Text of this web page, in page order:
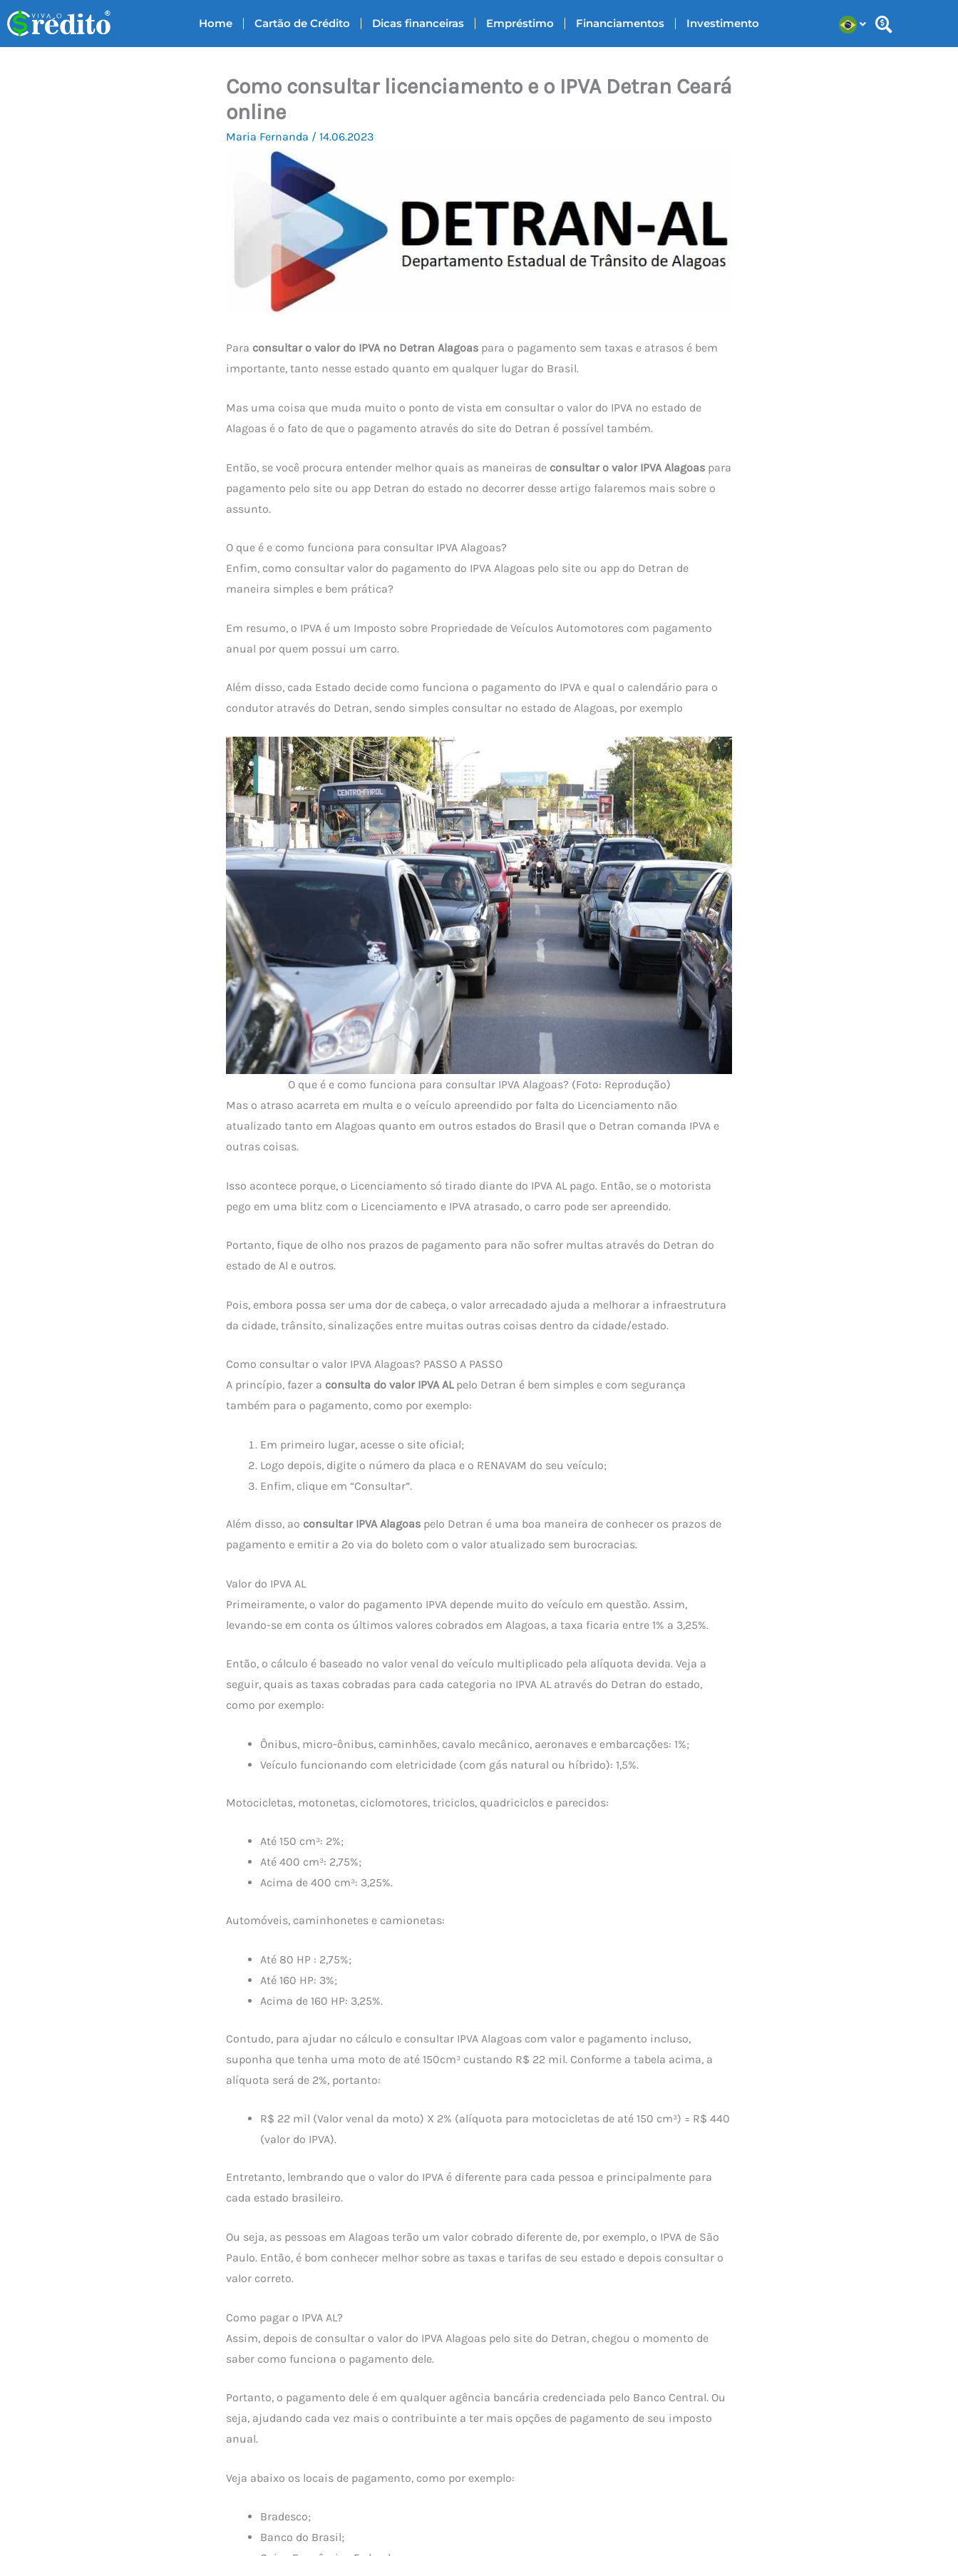
para
o
Home Cartão de Crédito Dicas financeiras Empréstimo Financiamentos Investimento
Como consultar licenciamento e o IPVA Detran Ceará
online
Maria Fernanda / 14.06.2023
Para consultar o valor do IPVA no Detran Alagoas para o pagamento sem taxas e atrasos é bem
importante, tanto nesse estado quanto em qualquer lugar do Brasil.
Mas uma coisa que muda muito o ponto de vista em consultar o valor do IPVA no estado de
Alagoas é o fato de que o pagamento através do site do Detran é possível também.
Então, se você procura entender melhor quais as maneiras de consultar o valor IPVA Alagoas para
pagamento pelo site ou app Detran do estado no decorrer desse artigo falaremos mais sobre o
assunto.
O que é e como funciona para consultar IPVA Alagoas?
Enfim, como consultar valor do pagamento do IPVA Alagoas pelo site ou app do Detran de
maneira simples e bem prática?
Em resumo, o IPVA é um Imposto sobre Propriedade de Veículos Automotores com pagamento
anual por quem possui um carro.
Além disso, cada Estado decide como funciona o pagamento do IPVA e qual o calendário para o
condutor através do Detran, sendo simples consultar no estado de Alagoas, por exemplo
O que é e como funciona para consultar IPVA Alagoas? (Foto: Reprodução)
Mas o atraso acarreta em multa e o veículo apreendido por falta do Licenciamento não
atualizado tanto em Alagoas quanto em outros estados do Brasil que o Detran comanda IPVA e
outras coisas.
Isso acontece porque, o Licenciamento só tirado diante do IPVA AL pago. Então, se o motorista
pego em uma blitz com o Licenciamento e IPVA atrasado, o carro pode ser apreendido.
Portanto, fique de olho nos prazos de pagamento para não sofrer multas através do Detran do
estado de Al e outros.
Pois, embora possa ser uma dor de cabeça, o valor arrecadado ajuda a melhorar a infraestrutura
da cidade, trânsito, sinalizações entre muitas outras coisas dentro da cidade/estado.
Como consultar o valor IPVA Alagoas? PASSO A PASSO
A princípio, fazer a consulta do valor IPVA AL pelo Detran é bem simples e com segurança
também para o pagamento, como por exemplo:
Em primeiro lugar, acesse o site oficial;
Logo depois, digite o número da placa e o RENAVAM do seu veículo;
Enfim, clique em “Consultar”.
Além disso, ao consultar IPVA Alagoas pelo Detran é uma boa maneira de conhecer os prazos de
pagamento e emitir a 2º via do boleto com o valor atualizado sem burocracias.
Valor do IPVA AL
Primeiramente, o valor do pagamento IPVA depende muito do veículo em questão. Assim,
levando-se em conta os últimos valores cobrados em Alagoas, a taxa ficaria entre 1% a 3,25%.
Então, o cálculo é baseado no valor venal do veículo multiplicado pela alíquota devida. Veja a
seguir, quais as taxas cobradas para cada categoria no IPVA AL através do Detran do estado,
como por exemplo:
Ônibus, micro-ônibus, caminhões, cavalo mecânico, aeronaves e embarcações: 1%;
Veículo funcionando com eletricidade (com gás natural ou híbrido): 1,5%.
Motocicletas, motonetas, ciclomotores, triciclos, quadriciclos e parecidos:
Até 150 cm³: 2%;
Até 400 cm³: 2,75%;
Acima de 400 cm³: 3,25%.
Automóveis, caminhonetes e camionetas:
Até 80 HP : 2,75%;
Até 160 HP: 3%;
Acima de 160 HP: 3,25%.
Contudo, para ajudar no cálculo e consultar IPVA Alagoas com valor e pagamento incluso,
suponha que tenha uma moto de até 150cm³ custando R$ 22 mil. Conforme a tabela acima, a
alíquota será de 2%, portanto:
R$ 22 mil (Valor venal da moto) X 2% (alíquota para motocicletas de até 150 cm³) = R$ 440
(valor do IPVA).
Entretanto, lembrando que o valor do IPVA é diferente para cada pessoa e principalmente para
cada estado brasileiro.
Ou seja, as pessoas em Alagoas terão um valor cobrado diferente de, por exemplo, o IPVA de São
Paulo. Então, é bom conhecer melhor sobre as taxas e tarifas de seu estado e depois consultar o
valor correto.
Como pagar o IPVA AL?
Assim, depois de consultar o valor do IPVA Alagoas pelo site do Detran, chegou o momento de
saber como funciona o pagamento dele.
Portanto, o pagamento dele é em qualquer agência bancária credenciada pelo Banco Central. Ou
seja, ajudando cada vez mais o contribuinte a ter mais opções de pagamento de seu imposto
anual.
Veja abaixo os locais de pagamento, como por exemplo:
Bradesco;
Banco do Brasil;